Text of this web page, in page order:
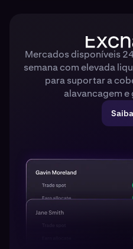
Mercados disponíveis
semana com elevada
para suportar a
alavancagem